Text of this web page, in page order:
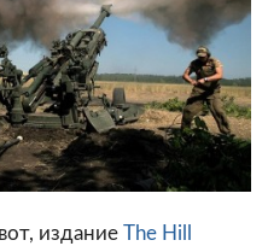
издание The Hill